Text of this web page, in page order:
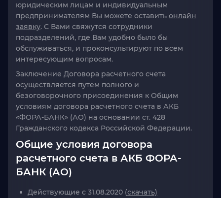
юридическим лицам и индивидуальным
предпринимателям Вы можете оставить онлайн
заявку. С Вами свяжутся сотрудники
подразделений, где Вам удобно было бы
обслуживаться, и проконсультируют по всем
интересующим вопросам.
Заключение Договора расчетного счета
осуществляется путем полного и
безоговорочного присоединения к Общим
условиям договора расчетного счета в АКБ
«ФОРА-БАНК» (АО) на основании ст. 428
Гражданского кодекса Российской Федерации.
Общие условия договора
расчетного счета в АКБ ФОРА-
БАНК (АО)
Действующие с 31.08.2020 (скачать)